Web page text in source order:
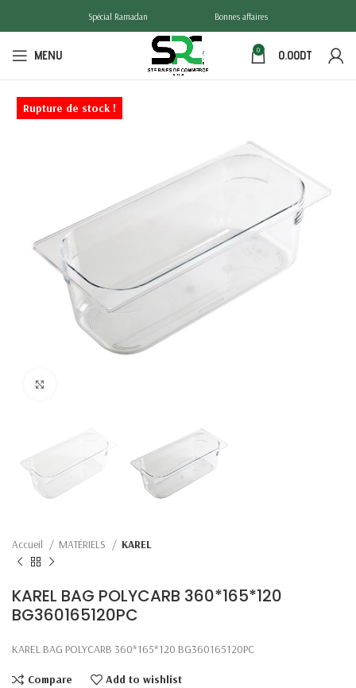
Spécial Ramadan Bonnes affaires
MENU 0 0.00DT
Rupture de stock !
Accueil MATÉRIELS KAREL
KAREL BAG POLYCARB 360*165*120
BG360165120PC
KAREL BAG POLYCARB 360*165*120 BG360165120PC
Compare Add to wishlist